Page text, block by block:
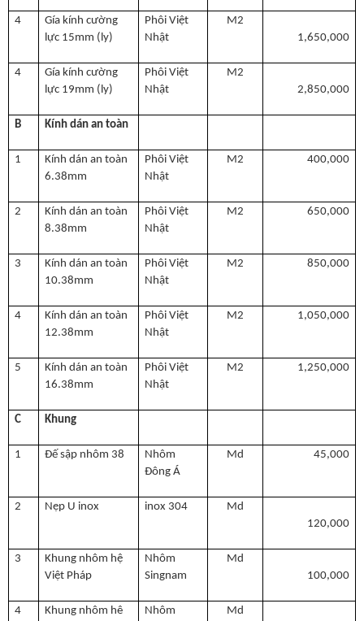
4
Gía kính cường
lực 15mm (ly)
Phôi Việt
Nhật
M2
1,650,000
4
Gía kính cường
lực 19mm (ly)
Phôi Việt
Nhật
M2
2,850,000
B Kính dán an toàn
1
Kính dán an toàn
6.38mm
Phôi Việt
Nhật
M2 400,000
2
Kính dán an toàn
8.38mm
Phôi Việt
Nhật
M2 650,000
3
Kính dán an toàn
10.38mm
Phôi Việt
Nhật
M2 850,000
4
Kính dán an toàn
12.38mm
Phôi Việt
Nhật
M2 1,050,000
5
Kính dán an toàn
16.38mm
Phôi Việt
Nhật
M2 1,250,000
C Khung
1 Đế sập nhôm 38
Nhôm
Đông Á
Md 45,000
2 Nẹp U inox inox 304
Md
120,000
3
Khung nhôm hệ
Việt Pháp
Nhôm
Singnam
Md
100,000
4
Khung nhôm hê
Nhôm
Md